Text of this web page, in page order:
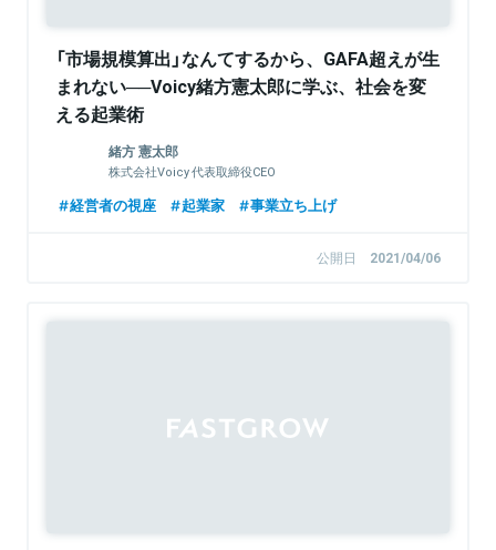
「市場規模算出」なんてするから、GAFA超えが生
まれない──Voicy緒方憲太郎に学ぶ、社会を変
える起業術
緒方 憲太郎
株式会社Voicy 代表取締役CEO
経営者の視座 起業家 事業立ち上げ
公開日 2021/04/06